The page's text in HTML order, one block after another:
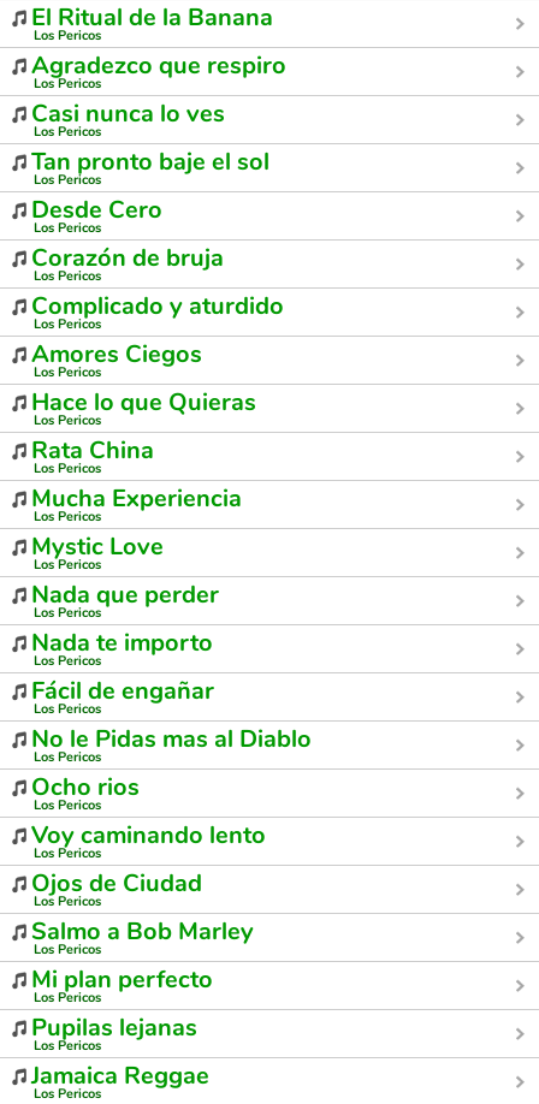
El Ritual de la Banana
Los Pericos
Agradezco que respiro
Los Pericos
Casi nunca lo ves
Los Pericos
Tan pronto baje el sol
Los Pericos
Desde Cero
Los Pericos
Corazón de bruja
Los Pericos
Complicado y aturdido
Los Pericos
Amores Ciegos
Los Pericos
Hace lo que Quieras
Los Pericos
Rata China
Los Pericos
Mucha Experiencia
Los Pericos
Mystic Love
Los Pericos
Nada que perder
Los Pericos
Nada te importo
Los Pericos
Fácil de engañar
Los Pericos
No le Pidas mas al Diablo
Los Pericos
Ocho rios
Los Pericos
Voy caminando lento
Los Pericos
Ojos de Ciudad
Los Pericos
Salmo a Bob Marley
Los Pericos
Mi plan perfecto
Los Pericos
Pupilas lejanas
Los Pericos
Jamaica Reggae
Los Pericos